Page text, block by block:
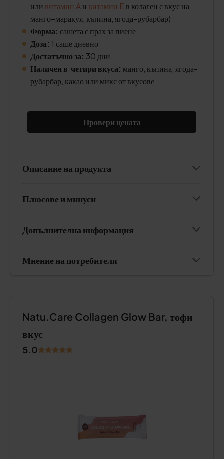
или витамин Aи витамин E в колаген с вкус на
манго–маракуя, къпина, ягода-рубарбар)
Форма: сашета с прах за пиене
Доза: 1 саше дневно
Достатъчно за: 30 дни
Наличен в четири вкуса: манго, къпина, ягода-
рубарбар, какао или микс от вкусове
Провери цената
Описание на продукта
Плюсове и минуси
Допълнителна информация
Мнение на потребителя
Natu.Care Collagen Glow Bar, тофи
вкус
5.0